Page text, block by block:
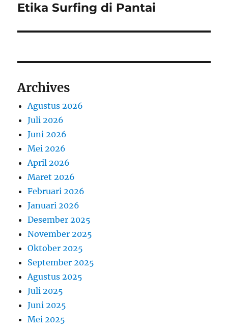
Etika Surfing di Pantai
Archives
Agustus 2026
Juli 2026
Juni 2026
Mei 2026
April 2026
Maret 2026
Februari 2026
Januari 2026
Desember 2025
November 2025
Oktober 2025
September 2025
Agustus 2025
Juli 2025
Juni 2025
Mei 2025